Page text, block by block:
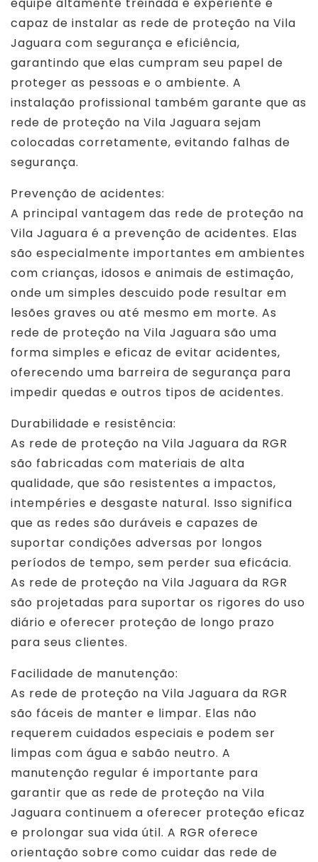
capaz de instalar as rede de proteção na Vila
Jaguara com segurança e eficiência,
garantindo que elas cumpram seu papel de
proteger as pessoas e o ambiente. A
instalação profissional também garante que as
rede de proteção na Vila Jaguara sejam
colocadas corretamente, evitando falhas de
segurança.
Prevenção de acidentes:
A principal vantagem das rede de proteção na
Vila Jaguara é a prevenção de acidentes. Elas
são especialmente importantes em ambientes
com crianças, idosos e animais de estimação,
onde um simples descuido pode resultar em
lesões graves ou até mesmo em morte. As
rede de proteção na Vila Jaguara são uma
forma simples e eficaz de evitar acidentes,
oferecendo uma barreira de segurança para
impedir quedas e outros tipos de acidentes.
Durabilidade e resistência:
As rede de proteção na Vila Jaguara da RGR
são fabricadas com materiais de alta
qualidade, que são resistentes a impactos,
intempéries e desgaste natural. Isso significa
que as redes são duráveis e capazes de
suportar condições adversas por longos
períodos de tempo, sem perder sua eficácia.
As rede de proteção na Vila Jaguara da RGR
são projetadas para suportar os rigores do uso
diário e oferecer proteção de longo prazo
para seus clientes.
Facilidade de manutenção:
As rede de proteção na Vila Jaguara da RGR
são fáceis de manter e limpar. Elas não
requerem cuidados especiais e podem ser
limpas com água e sabão neutro. A
manutenção regular é importante para
garantir que as rede de proteção na Vila
Jaguara continuem a oferecer proteção eficaz
e prolongar sua vida útil. A RGR oferece
orientação sobre como cuidar das rede de